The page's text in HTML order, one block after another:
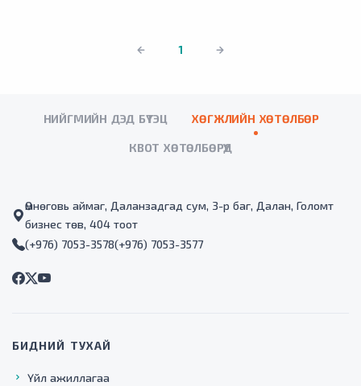
1
НИЙГМИЙН ДЭД БҮТЭЦ ХӨГЖЛИЙН ХӨТӨЛБӨР
КВОТ ХӨТӨЛБӨРҮҮД
Өмнөговь аймаг, Даланзадгад сум, 3-р баг, Далан, Голомт
бизнес төв, 404 тоот
(+976) 7053-3578(+976) 7053-3577
БИДНИЙ ТУХАЙ
Үйл ажиллагаа